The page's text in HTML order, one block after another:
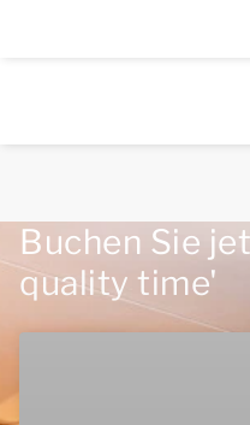
Buchen Sie
quality time'